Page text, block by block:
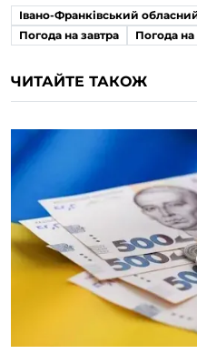
Івано-Франківський
Погода на завтра
Погода на
ЧИТАЙТЕ ТАКОЖ